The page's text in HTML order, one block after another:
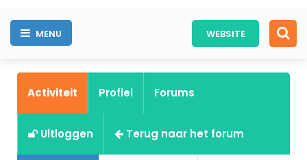
MENU WEBSITE
Activiteit Profiel Forums
Uitloggen Terug naar het forum